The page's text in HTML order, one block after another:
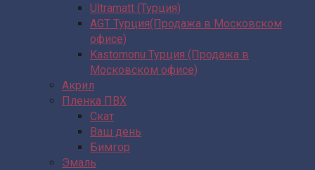
Ultramatt (Турция)
AGT Турция(Продажа в Московском
офисе)
Kastomonu Турция (Продажа в
Московском офисе)
Акрил
Пленка ПВХ
Скат
Ваш день
Бимгор
Эмаль